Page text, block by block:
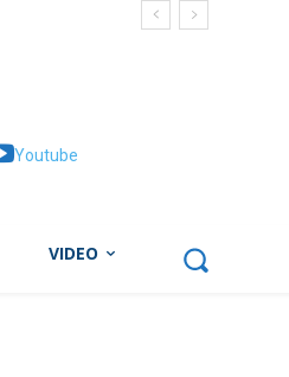
Youtube
VIDEO